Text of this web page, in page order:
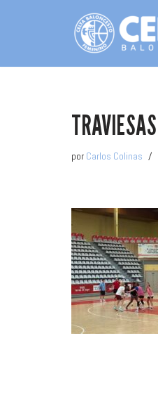
TRAVIESAS
por Carlos Colinas